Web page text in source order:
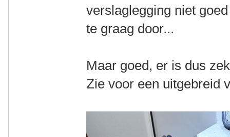
verslaglegging niet
te graag door...
Maar goed, er is dus
Zie voor een uitgebreid